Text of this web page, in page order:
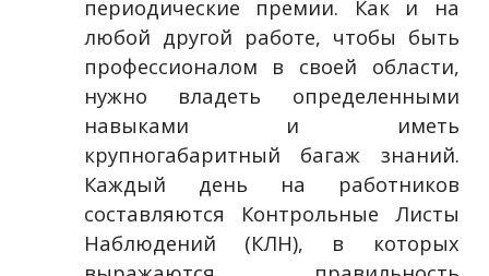
периодические премии. Как и на
любой другой работе, чтобы быть
профессионалом в своей области,
нужно владеть определенными
навыками и иметь
крупногабаритный багаж знаний.
Каждый день на работников
составляются Контрольные Листы
Наблюдений (КЛН), в которых